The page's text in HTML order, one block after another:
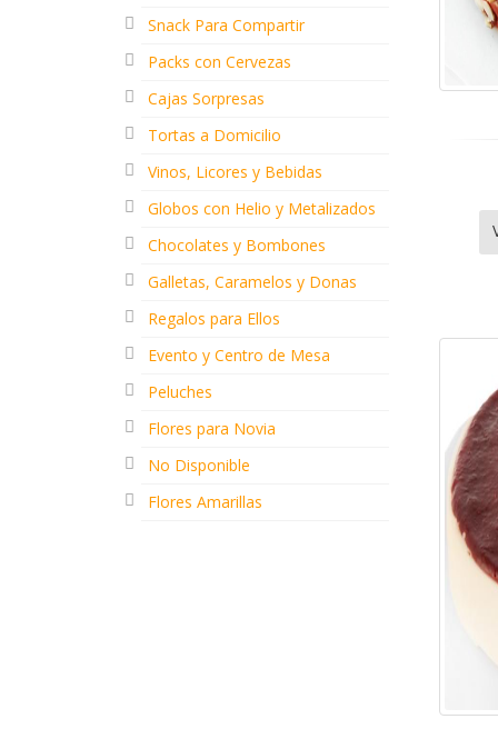
Snack Para Compartir
Packs con Cervezas
Cajas Sorpresas
Tortas a Domicilio
Vinos, Licores y Bebidas
Globos con Helio y Metalizados
Chocolates y Bombones
Galletas, Caramelos y Donas
Regalos para Ellos
Evento y Centro de Mesa
Peluches
Flores para Novia
No Disponible
Flores Amarillas